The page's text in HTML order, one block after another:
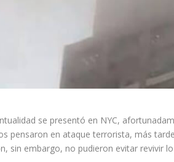
se presentó en NYC,
pensaron en ataque terrorista, más
sin embargo, no pudieron evitar revivir